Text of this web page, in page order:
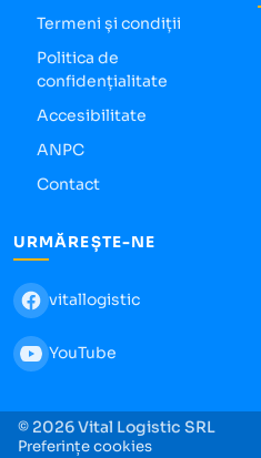
Termeni și condiții
Politica de
confidențialitate
Accesibilitate
ANPC
Contact
URMĂREȘTE-NE
vitallogistic
YouTube
© 2026 Vital Logistic SRL
Preferințe cookies